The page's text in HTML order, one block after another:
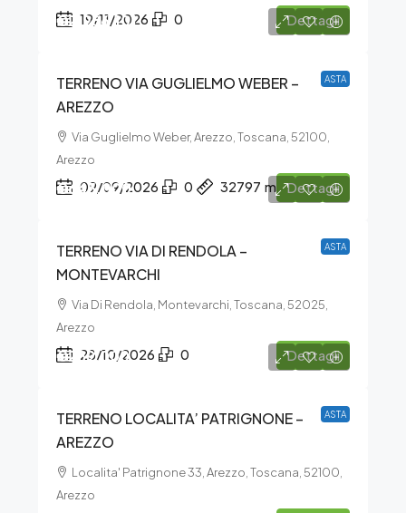
19/11/2026 0 Dettagli
ASTA
€2.986.101
TERRENO VIA GUGLIELMO WEBER –
AREZZO
Via Guglielmo Weber, Arezzo, Toscana, 52100,
Arezzo
09/09/2026 0 32797 m² Dettagli
ASTA
€645.000
TERRENO VIA DI RENDOLA –
MONTEVARCHI
Via Di Rendola, Montevarchi, Toscana, 52025,
Arezzo
28/10/2026 0 Dettagli
ASTA
€289.000
TERRENO LOCALITA’ PATRIGNONE –
AREZZO
Localita' Patrignone 33, Arezzo, Toscana, 52100,
Arezzo